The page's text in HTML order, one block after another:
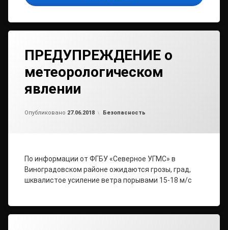
ПРЕДУПРЕЖДЕНИЕ о
метеорологическом
явлении
Опубликовано 27.06.2018 Рубрики:
Безопасность
По информации от ФГБУ «Северное УГМС» в
Виноградовском районе ожидаются грозы, град,
шквалистое усиление ветра порывами 15-18 м/с